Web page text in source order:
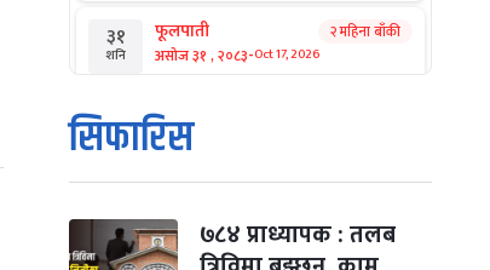
३१
शनि
फूलपाती
असोज ३१ , २०८३-Oct 17, 2026
२ महिना बाँकी
१
आइत
कार्तिक सङ्क्रान्ति
कार्तिक १, २०८३
मंगल कार्तिक ३, २०८३ -Oct 20, 2026
सिफारिस
७८४ प्राध्यापक : तलब